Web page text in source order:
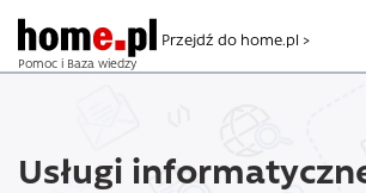
Pomoc i Baza wiedzy
Przejdź do home.pl >
Usługi